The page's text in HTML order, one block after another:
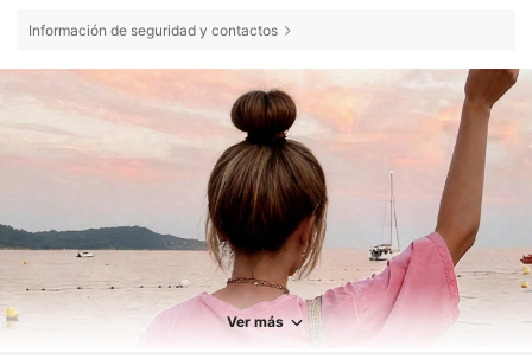
Información de seguridad y contactos
Ver más